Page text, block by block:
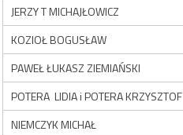
JERZY T MICHAJŁOWICZ
KOZIOŁ BOGUSŁAW
PAWEŁ ŁUKASZ ZIEMIAŃSKI
POTERA LIDIA i POTERA KRZYSZTOF
NIEMCZYK MICHAŁ